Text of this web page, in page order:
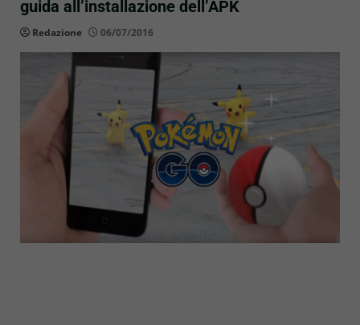
guida all’installazione dell’APK
Redazione 06/07/2016